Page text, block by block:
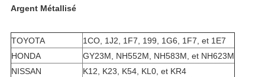
Argent Métallisé
TOYOTA
1CO, 1J2, 1F7, 199, 1G6, 1F7, et 1E7
HONDA
GY23M, NH552M, NH583M, et NH623M
NISSAN
K12, K23, K54, KL0, et KR4